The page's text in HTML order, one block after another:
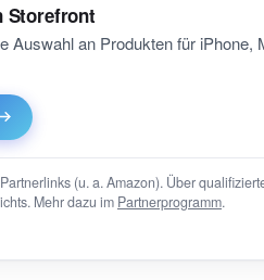
Storefront
Auswahl an Produkten für
(u. a. Amazon). Über
Mehr dazu im Partnerprogramm.